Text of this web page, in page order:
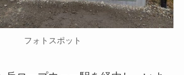
フォトスポット